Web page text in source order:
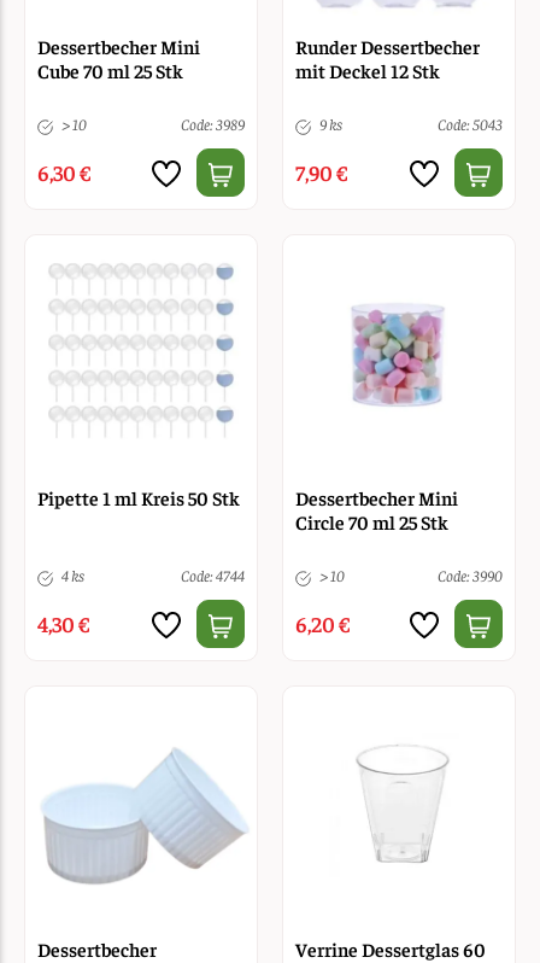
Dessertbecher Mini
Cube 70 ml 25 Stk
> 10 Code: 3989
6,30 €
Runder Dessertbecher
mit Deckel 12 Stk
9 ks Code: 5043
7,90 €
Pipette 1 ml Kreis 50 Stk
4 ks Code: 4744
4,30 €
Dessertbecher Mini
Circle 70 ml 25 Stk
> 10 Code: 3990
6,20 €
Dessertbecher
Verrine Dessertglas 60